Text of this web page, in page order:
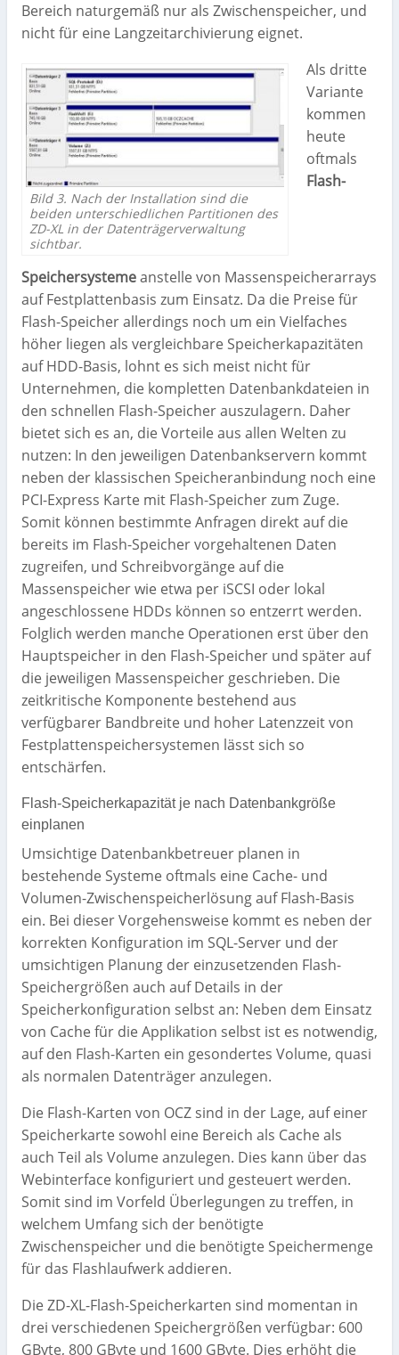
Bereich naturgemäß nur als Zwischenspeicher, und
nicht für eine Langzeitarchivierung eignet.
Bild 3. Nach der Installation sind die
beiden unterschiedlichen Partitionen des
ZD-XL in der Datenträgerverwaltung
sichtbar.
Als dritte
Variante
kommen
heute
oftmals
Flash-
Speichersystemeanstelle von Massenspeicherarrays
auf Festplattenbasis zum Einsatz. Da die Preise für
Flash-Speicher allerdings noch um ein Vielfaches
höher liegen als vergleichbare Speicherkapazitäten
auf HDD-Basis, lohnt es sich meist nicht für
Unternehmen, die kompletten Datenbankdateien in
den schnellen Flash-Speicher auszulagern. Daher
bietet sich es an, die Vorteile aus allen Welten zu
nutzen: In den jeweiligen Datenbankservern kommt
neben der klassischen Speicheranbindung noch eine
PCI-Express Karte mit Flash-Speicher zum Zuge.
Somit können bestimmte Anfragen direkt auf die
bereits im Flash-Speicher vorgehaltenen Daten
zugreifen, und Schreibvorgänge auf die
Massenspeicher wie etwa per iSCSI oder lokal
angeschlossene HDDs können so entzerrt werden.
Folglich werden manche Operationen erst über den
Hauptspeicher in den Flash-Speicher und später auf
die jeweiligen Massenspeicher geschrieben. Die
zeitkritische Komponente bestehend aus
verfügbarer Bandbreite und hoher Latenzzeit von
Festplattenspeichersystemen lässt sich so
entschärfen.
Flash-Speicherkapazität je nach Datenbankgröße
einplanen
Umsichtige Datenbankbetreuer planen in
bestehende Systeme oftmals eine Cache- und
Volumen-Zwischenspeicherlösung auf Flash-Basis
ein. Bei dieser Vorgehensweise kommt es neben der
korrekten Konfiguration im SQL-Server und der
umsichtigen Planung der einzusetzenden Flash-
Speichergrößen auch auf Details in der
Speicherkonfiguration selbst an: Neben dem Einsatz
von Cache für die Applikation selbst ist es notwendig,
auf den Flash-Karten ein gesondertes Volume, quasi
als normalen Datenträger anzulegen.
Die Flash-Karten von OCZ sind in der Lage, auf einer
Speicherkarte sowohl eine Bereich als Cache als
auch Teil als Volume anzulegen. Dies kann über das
Webinterface konfiguriert und gesteuert werden.
Somit sind im Vorfeld Überlegungen zu treffen, in
welchem Umfang sich der benötigte
Zwischenspeicher und die benötigte Speichermenge
für das Flashlaufwerk addieren.
Die ZD-XL-Flash-Speicherkarten sind momentan in
drei verschiedenen Speichergrößen verfügbar: 600
GByte, 800 GByte und 1600 GByte. Dies erhöht die